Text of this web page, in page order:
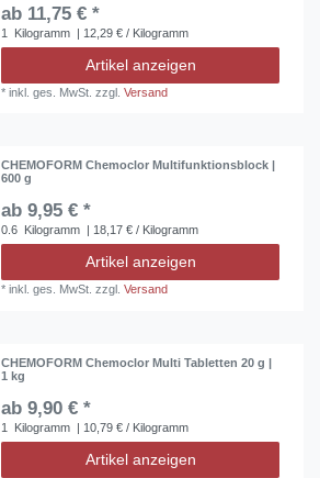
ab 11,75 € *
1 Kilogramm | 12,29 € / Kilogramm
Artikel anzeigen
*inkl. ges. MwSt. zzgl.Versand
CHEMOFORM Chemoclor Multifunktionsblock |
600 g
ab 9,95 € *
0.6 Kilogramm | 18,17 € / Kilogramm
Artikel anzeigen
*inkl. ges. MwSt. zzgl.Versand
CHEMOFORM Chemoclor Multi Tabletten 20 g |
1 kg
ab 9,90 € *
1 Kilogramm | 10,79 € / Kilogramm
Artikel anzeigen